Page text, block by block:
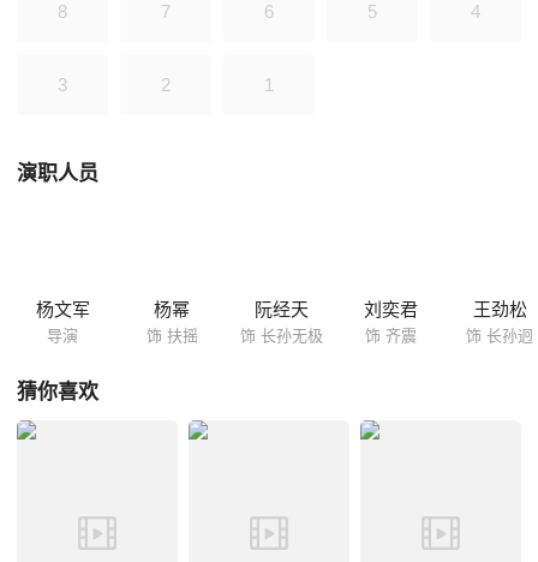
8 7 6 5 4
3 2 1
演职人员
杨文军
导演
杨幂
饰 扶摇
阮经天
饰 长孙无极
刘奕君
饰 齐震
王劲松
饰 长孙迥
猜你喜欢